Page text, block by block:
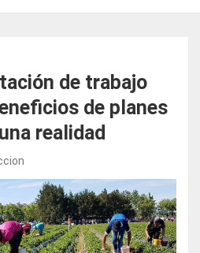
de trabajo
de planes
realidad